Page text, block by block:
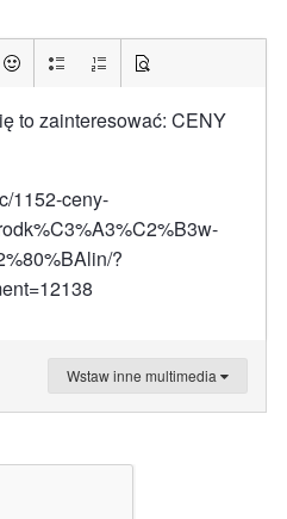
to zainteresować: CENY
1152-ceny-
?
Wstaw inne multimedia